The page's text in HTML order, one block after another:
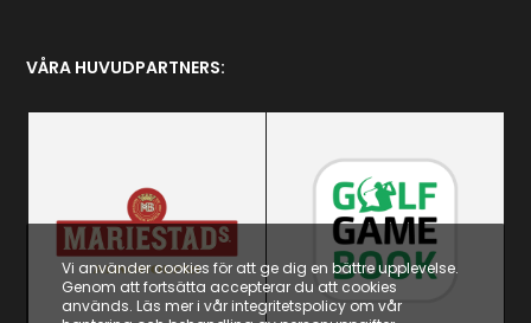
VÅRA HUVUDPARTNERS:
Vi använder cookies för att ge dig en bättre upplevelse.
Genom att fortsätta accepterar du att cookies
används. Läs mer i vår integritetspolicy om vår